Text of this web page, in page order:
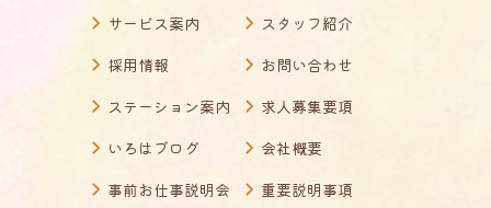
サービス案内
スタッフ紹介
採用情報
お問い合わせ
ステーション案内
求人募集要項
いろはブログ
会社概要
事前お仕事説明会
重要説明事項